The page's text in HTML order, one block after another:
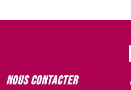
Nous contacter